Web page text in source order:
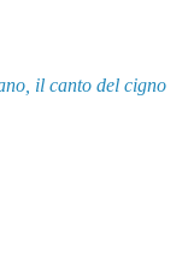
il canto del cigno